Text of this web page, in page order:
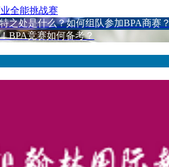
全能挑战赛
之处是什么？如何组队参加BPA商赛？
BPA竞赛如何备考？